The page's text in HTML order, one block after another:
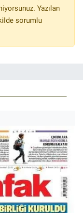
Yazılan
sorumlu